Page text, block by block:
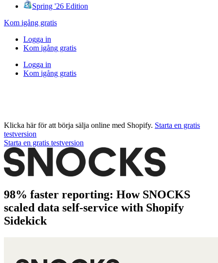
Spring '26 Edition
Kom igång gratis
Logga in
Kom igång gratis
Logga in
Kom igång gratis
Klicka här för att börja sälja online med Shopify. Starta en gratis
testversion
Starta en gratis testversion
98% faster reporting: How SNOCKS
scaled data self-service with Shopify
Sidekick